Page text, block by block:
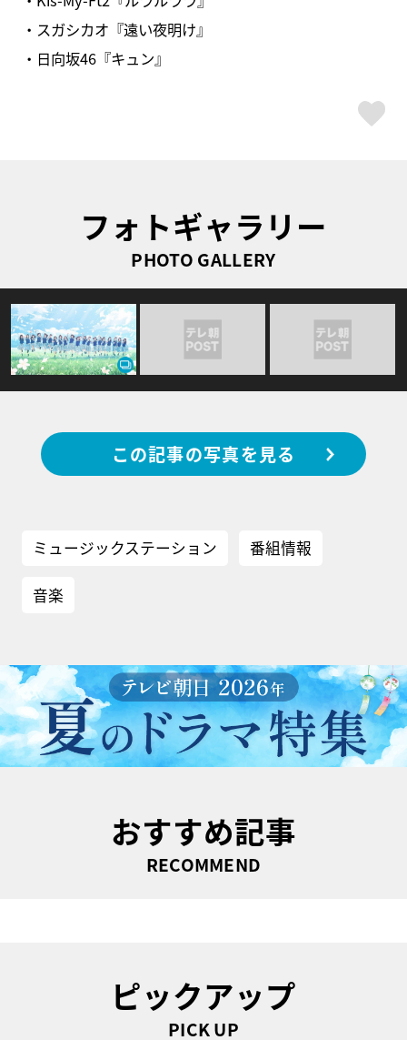
・スガシカオ『遠い夜明け』
・日向坂46『キュン』
フォトギャラリー
PHOTO GALLERY
この記事の写真を見る
ミュージックステーション 番組情報
音楽
おすすめ記事
RECOMMEND
ピックアップ
PICK UP